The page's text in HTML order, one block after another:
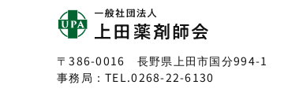
〒386-0016 長野県上田市国分994-1
事務局：TEL.0268-22-6130